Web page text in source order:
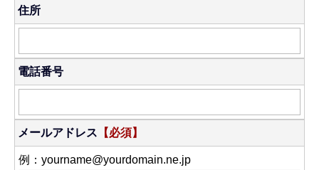
住所
電話番号
メールアドレス 【必須】
例：yourname@yourdomain.ne.jp